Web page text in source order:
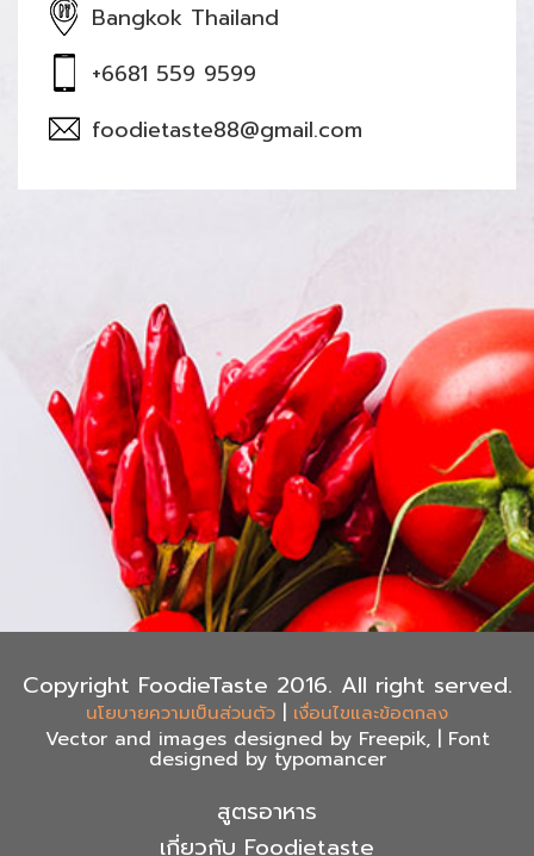
Bangkok Thailand
+6681 559 9599
foodietaste88@gmail.com
Copyright FoodieTaste 2016. All right served.
นโยบายความเป็นส่วนตัว | เงื่อนไขและข้อตกลง
Vector and images designed by Freepik, | Font
designed by typomancer
สูตรอาหาร
เกี่ยวกับ Foodietaste